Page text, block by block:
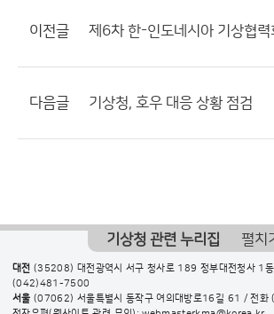
이전글 제6차 한-인도네시아 기상협력
다음글 기상청, 호우 대응 상황 점검
기상청 관련 누리집 펼치
대전 (35208) 대전광역시 서구 청사로 189 정부대전청사 1
(042)481-7500
서울 (07062) 서울특별시 동작구 여의대방로16길 61 / 전화